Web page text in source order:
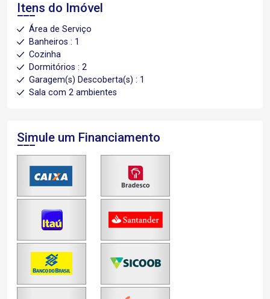
Itens do Imóvel
Área de Serviço
Banheiros : 1
Cozinha
Dormitórios : 2
Garagem(s) Descoberta(s) : 1
Sala com 2 ambientes
Simule um Financiamento